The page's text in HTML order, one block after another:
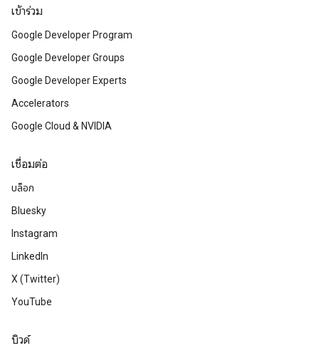
เข้าร่วม
Google Developer Program
Google Developer Groups
Google Developer Experts
Accelerators
Google Cloud & NVIDIA
เชื่อมต่อ
บล็อก
Bluesky
Instagram
LinkedIn
X (Twitter)
YouTube
บิวด์